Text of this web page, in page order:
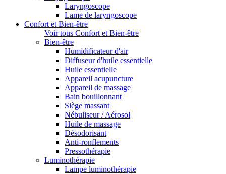
Laryngoscope
Lame de laryngoscope
Confort et Bien-être
Voir tous Confort et Bien-être
Bien-être
Humidificateur d'air
Diffuseur d'huile essentielle
Huile essentielle
Appareil acupuncture
Appareil de massage
Bain bouillonnant
Siège massant
Nébuliseur / Aérosol
Huile de massage
Désodorisant
Anti-ronflements
Pressothérapie
Luminothérapie
Lampe luminothérapie